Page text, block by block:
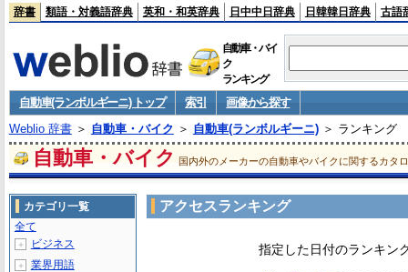
辞書 類語・対義語辞典 英和・和英辞典 日中中日辞典 日韓韓日辞典 古語
自動車・バイ
ク
ランキング
自動車(ランボルギーニ) トップ 索引
画像から探す
Weblio 辞書＞ 自動車・バイク ＞ 自動車(ランボルギーニ)＞ ランキング
自動車・バイク 国内外のメーカーの自動車やバイクに関するカタ
アクセスランキング
指定した日付のランキン
カテゴリ一覧
全て
＋ ビジネス
＋ 業界用語